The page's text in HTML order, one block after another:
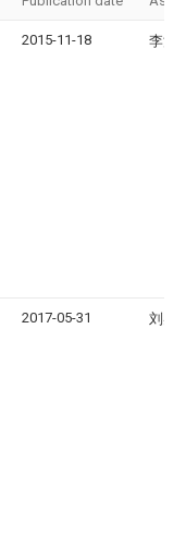
2015-11-18 李浩
2017-05-31 刘吴